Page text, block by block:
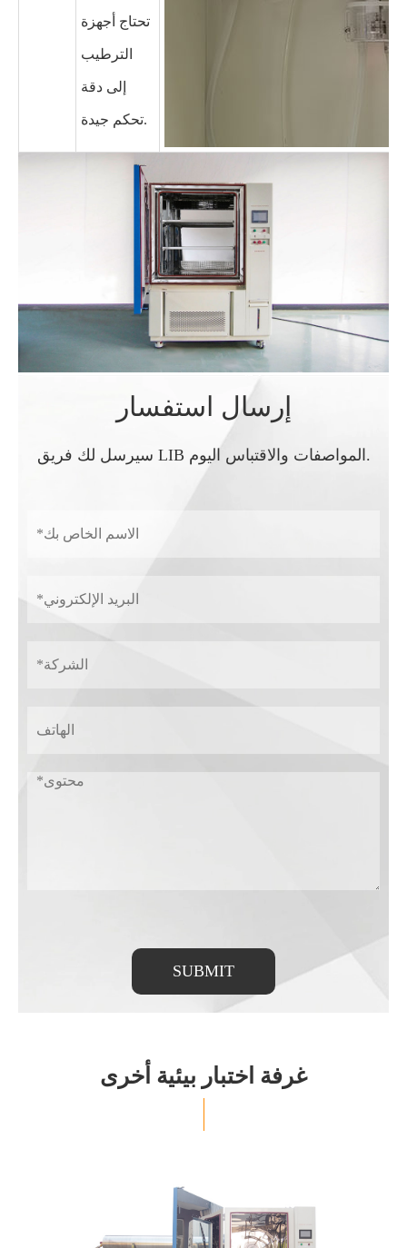
تحتاج أجهزة
الترطيب
إلى دقة
تحكم جيدة.
إرسال استفسار
سيرسل لك فريق LIB المواصفات والاقتباس اليوم.
SUBMIT
غرفة اختبار بيئية أخرى